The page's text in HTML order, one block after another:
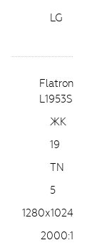
LG
Flatron
L1953S
ЖК
19
TN
5
1280х1024
2000:1